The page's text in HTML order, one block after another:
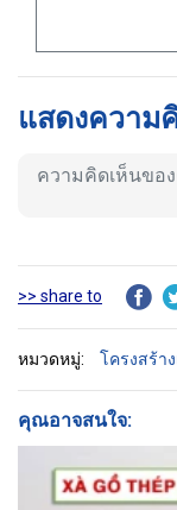
แสดงความ
>> share to
หมวดหมู่: โครงสร้า
คุณอาจสนใจ: